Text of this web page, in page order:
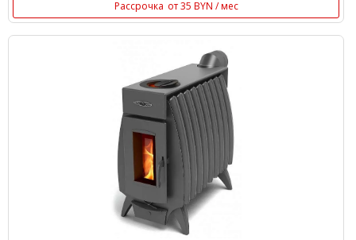
Рассрочка от 35 BYN / мес